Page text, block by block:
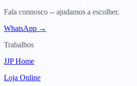
Fala connosco -- ajudamos a escolher.
WhatsApp →
Trabalhos
JJP Home
Loja Online